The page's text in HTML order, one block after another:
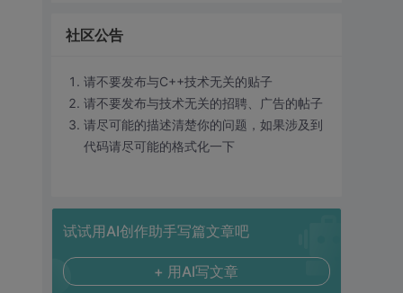
社区公告
请不要发布与C++技术无关的贴子
请不要发布与技术无关的招聘、广告的帖子
请尽可能的描述清楚你的问题，如果涉及到
代码请尽可能的格式化一下
试试用AI创作助手写篇文章吧
+ 用AI写文章